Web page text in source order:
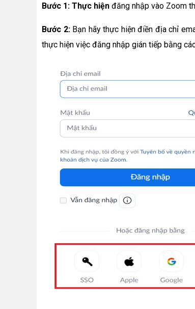
Bước 1: Thực hiện đăng nhập vào Zoom
Bước 2: Bạn hãy thực hiện điền địa chỉ
thực hiện việc đăng nhập gián tiếp bằng